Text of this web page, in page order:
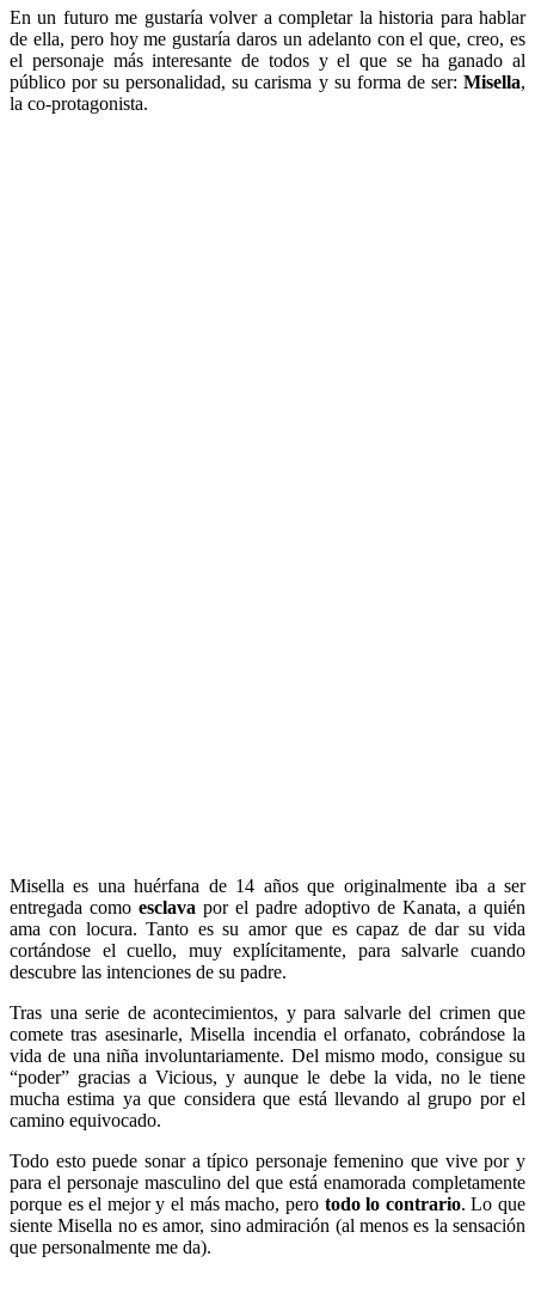
En un futuro me gustaría volver a completar la historia para hablar
de ella, pero hoy me gustaría daros un adelanto con el que, creo, es
el personaje más interesante de todos y el que se ha ganado al
público por su personalidad, su carisma y su forma de ser: Misella,
la co-protagonista.
Misella es una huérfana de 14 años que originalmente iba a ser
entregada como esclava por el padre adoptivo de Kanata, a quién
ama con locura. Tanto es su amor que es capaz de dar su vida
cortándose el cuello, muy explícitamente, para salvarle cuando
descubre las intenciones de su padre.
Tras una serie de acontecimientos, y para salvarle del crimen que
comete tras asesinarle, Misella incendia el orfanato, cobrándose la
vida de una niña involuntariamente. Del mismo modo, consigue su
“poder” gracias a Vicious, y aunque le debe la vida, no le tiene
mucha estima ya que considera que está llevando al grupo por el
camino equivocado.
Todo esto puede sonar a típico personaje femenino que vive por y
para el personaje masculino del que está enamorada completamente
porque es el mejor y el más macho, pero todo lo contrario. Lo que
siente Misella no es amor, sino admiración (al menos es la sensación
que personalmente me da).